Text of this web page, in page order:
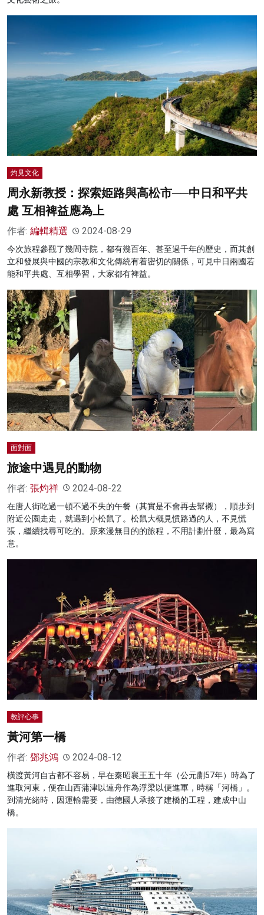
灼見文化
周永新教授：探索姫路與高松市──中日和平共
處 互相裨益應為上
作者: 編輯精選 2024-08-29
今次旅程參觀了幾間寺院，都有幾百年、甚至過千年的歷史，而其創
立和發展與中國的宗教和文化傳統有着密切的關係，可見中日兩國若
能和平共處、互相學習，大家都有裨益。
面對面
旅途中遇見的動物
作者: 張灼祥 2024-08-22
在唐人街吃過一頓不過不失的午餐（其實是不會再去幫襯），順步到
附近公園走走，就遇到小松鼠了。松鼠大概見慣路過的人，不見慌
張，繼續找尋可吃的。原來漫無目的的旅程，不用計劃什麼，最為寫
意。
教評心事
黃河第一橋
作者: 鄧兆鴻 2024-08-12
橫渡黃河自古都不容易，早在秦昭襄王五十年（公元蒯57年）時為了
進取河東，便在山西蒲津以連舟作為浮梁以便進軍，時稱「河橋」。
到清光緒時，因運輸需要，由德國人承接了建橋的工程，建成中山
橋。